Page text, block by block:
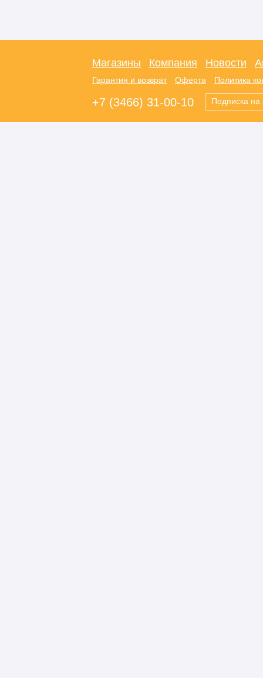
Магазины Компания Новости
Гарантия и возврат Оферта Политика
+7 (3466) 31-00-10 Подписка на